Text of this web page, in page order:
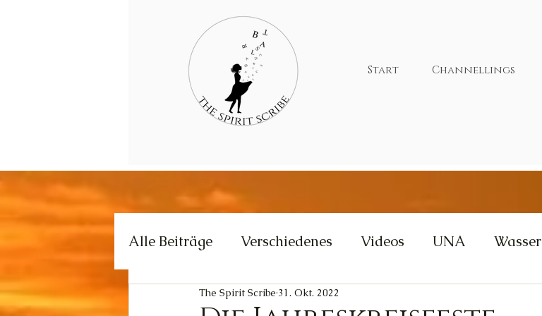
Start Channellings
Alle Beiträge Verschiedenes Videos UNA Wasser
Kommunikation Kreativität
The Spirit Scribe 31. Okt. 2022